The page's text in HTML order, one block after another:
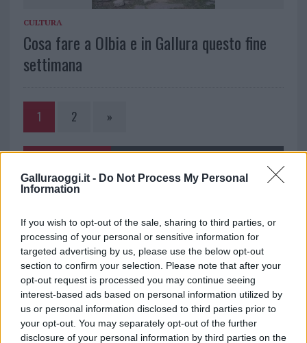
Galluraoggi.it - Do Not Process My Personal
Information
If you wish to opt-out of the sale, sharing to third parties, or
processing of your personal or sensitive information for
targeted advertising by us, please use the below opt-out
section to confirm your selection. Please note that after your
opt-out request is processed you may continue seeing
interest-based ads based on personal information utilized by
us or personal information disclosed to third parties prior to
your opt-out. You may separately opt-out of the further
disclosure of your personal information by third parties on the
CULTURA
Cosa fare a Olbia e in Gallura questo fine
settimana
1 2 »
Gallura
Michelle Hunziker in Gallura, bella anche dal
vivo: un amico vip svela come fa
Calangianus, dopo le polemiche il centro